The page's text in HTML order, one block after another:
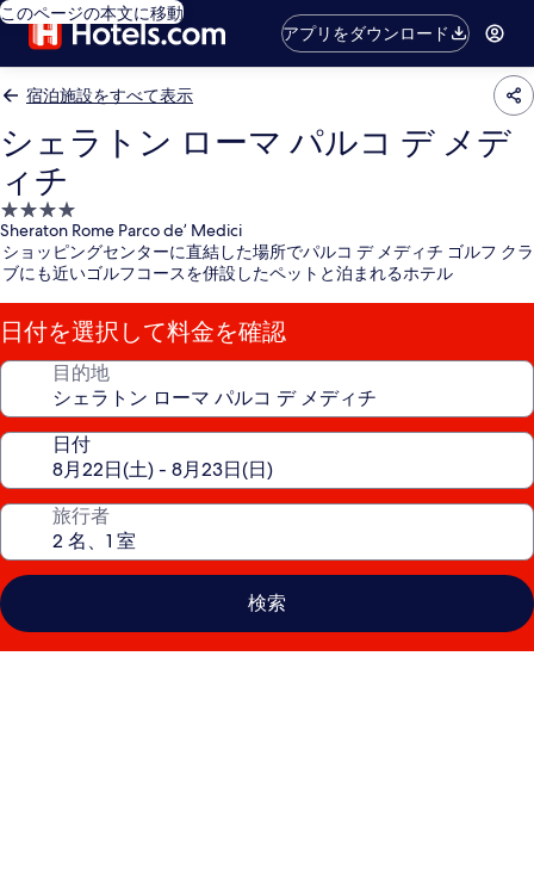
このページの本文に移動
アプリをダウンロード
宿泊施設をすべて表示
シェラトン ローマ パルコ デ メデ
ィチ
4.0
つ
星
宿
泊
施
設
Sheraton Rome Parco de’ Medici
ショッピングセンターに直結した場所でパルコ デ メディチ ゴルフ クラ
ブにも近いゴルフコースを併設したペットと泊まれるホテル
日付を選択して料金を確認
目的地
日付
旅行者
検索